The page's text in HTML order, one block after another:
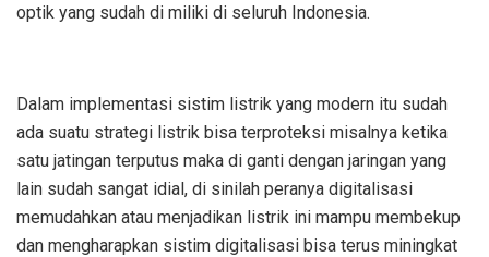
optik yang sudah di miliki di seluruh Indonesia.
Dalam implementasi sistim listrik yang modern itu sudah
ada suatu strategi listrik bisa terproteksi misalnya ketika
satu jatingan terputus maka di ganti dengan jaringan yang
lain sudah sangat idial, di sinilah peranya digitalisasi
memudahkan atau menjadikan listrik ini mampu membekup
dan mengharapkan sistim digitalisasi bisa terus miningkat